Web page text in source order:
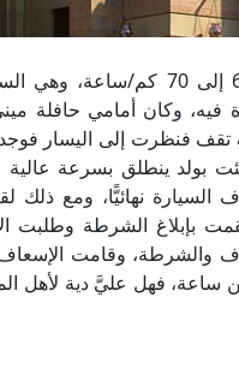
كنت أسير في يمين الطريق بسرعة
فيه، وكان أمامي حافلة
فنظرت إلى اليسار
بولد ينطلق بسرعة
السيارة نهائيًّا، ومع
بإبلاغ الشرطة وطلبت
والشرطة، وقامت
ساعة، فهل عليَّ دية لأهل